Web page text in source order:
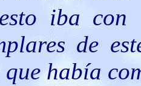
iba
de
que había